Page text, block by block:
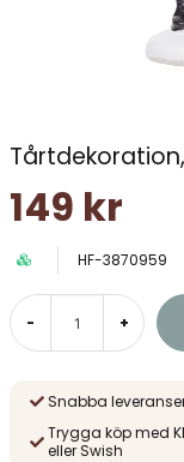
149 kr
HF-3870959
- +
Snabba
Trygga köp med
eller Swish